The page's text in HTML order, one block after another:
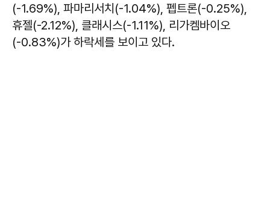
(-1.69%), 파마리서치(-1.04%), 펩트론(-0.25%),
휴젤(-2.12%), 클래시스(-1.11%), 리가켐바이오
(-0.83%)가 하락세를 보이고 있다.